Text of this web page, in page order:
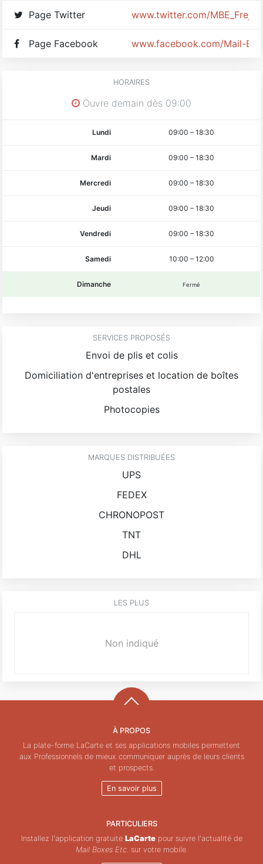
www.twitter.com/MBE_Frejus
Page Twitter
www.facebook.com/Mail-
Page Facebook
HORAIRES
Ouvre demain dès 09:00
Lundi 09:00 –18:30
Mardi 09:00 –18:30
Mercredi 09:00 –18:30
Jeudi 09:00 –18:30
Vendredi 09:00 –18:30
Samedi 10:00 – 12:00
Dimanche Fermé
SERVICES PROPOSÉS
Envoi de plis et colis
Domiciliation d'entreprises et location de boîtes
postales
Photocopies
MARQUES DISTRIBUÉES
UPS
FEDEX
CHRONOPOST
TNT
DHL
LES PLUS
Non indiqué
À PROPOS
La plate-forme LaCarte et ses applications mobiles permettent
aux Professionnels de mieux communiquer auprès de leurs clients
et prospects.
En savoir plus
PARTICULIERS
Installez l'application gratuite LaCartepour suivre l'actualité de
Mail Boxes Etc. sur votre mobile.